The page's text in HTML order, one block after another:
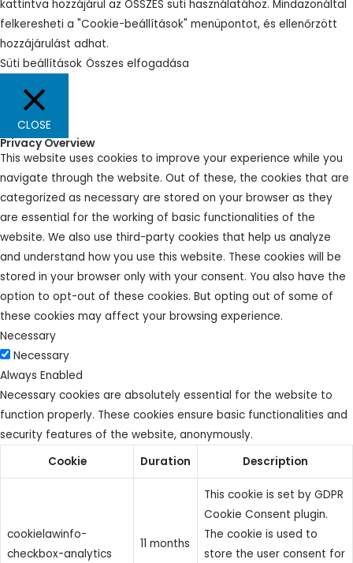
kattintva hozzájárul az ÖSSZES süti használatához. Mindazonáltal
felkeresheti a "Cookie-beállítások" menüpontot, és ellenőrzött
hozzájárulást adhat.
Süti beállítások Összes elfogadása
CLOSE
Privacy Overview
This website uses cookies to improve your experience while you
navigate through the website. Out of these, the cookies that are
categorized as necessary are stored on your browser as they
are essential for the working of basic functionalities of the
website. We also use third-party cookies that help us analyze
and understand how you use this website. These cookies will be
stored in your browser only with your consent. You also have the
option to opt-out of these cookies. But opting out of some of
these cookies may affect your browsing experience.
Necessary
Necessary
Always Enabled
Necessary cookies are absolutely essential for the website to
function properly. These cookies ensure basic functionalities and
security features of the website, anonymously.
Cookie
Duration Description
cookielawinfo-
checkbox-analytics
11 months
This cookie is set by GDPR
Cookie Consent plugin.
The cookie is used to
store the user consent for